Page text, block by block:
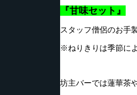
『甘味セット』
スタッフ僧侶のお手
※ねりきりは季節に
坊主バーでは蓮華茶